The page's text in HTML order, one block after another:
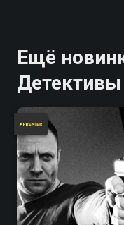
Ещё
Детективы